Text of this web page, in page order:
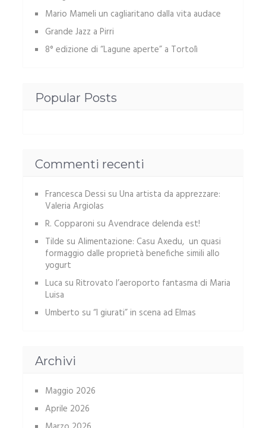
Mario Mameli un cagliaritano dalla vita audace
Grande Jazz a Pirri
8° edizione di “Lagune aperte” a Tortolì
Popular Posts
Commenti recenti
Francesca Dessi su Una artista da apprezzare:
Valeria Argiolas
R. Copparoni su Avendrace delenda est!
Tilde su Alimentazione: Casu Axedu, un quasi
formaggio dalle proprietà benefiche simili allo
yogurt
Luca su Ritrovato l’aeroporto fantasma di Maria
Luisa
Umberto su “I giurati” in scena ad Elmas
Archivi
Maggio 2026
Aprile 2026